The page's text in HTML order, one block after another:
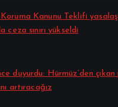
Kanunu Teklifi
ceza sınırı yükseldi
duyurdu: Hürmüz’den
artıracağız